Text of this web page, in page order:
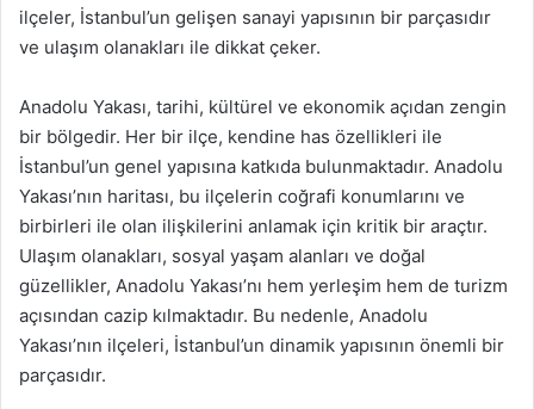
ilçeler, İstanbul’un gelişen sanayi yapısının bir parçasıdır
ve ulaşım olanakları ile dikkat çeker.
Anadolu Yakası, tarihi, kültürel ve ekonomik açıdan zengin
bir bölgedir. Her bir ilçe, kendine has özellikleri ile
İstanbul’un genel yapısına katkıda bulunmaktadır. Anadolu
Yakası’nın haritası, bu ilçelerin coğrafi konumlarını ve
birbirleri ile olan ilişkilerini anlamak için kritik bir araçtır.
Ulaşım olanakları, sosyal yaşam alanları ve doğal
güzellikler, Anadolu Yakası’nı hem yerleşim hem de turizm
açısından cazip kılmaktadır. Bu nedenle, Anadolu
Yakası’nın ilçeleri, İstanbul’un dinamik yapısının önemli bir
parçasıdır.